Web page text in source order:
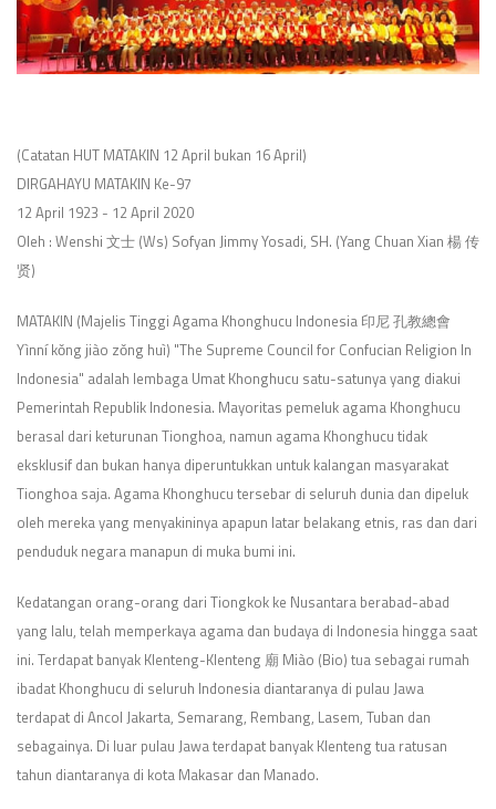
(Catatan HUT MATAKIN 12 April bukan 16 April)
DIRGAHAYU MATAKIN Ke-97
12 April 1923 - 12 April 2020
Oleh : Wenshi 文士 (Ws) Sofyan Jimmy Yosadi, SH. (Yang Chuan Xian 楊 传
贤)
MATAKIN (Majelis Tinggi Agama Khonghucu Indonesia 印尼 孔教總會
Yìnní kǒng jiào zǒng huì) "The Supreme Council for Confucian Religion In
Indonesia" adalah lembaga Umat Khonghucu satu-satunya yang diakui
Pemerintah Republik Indonesia. Mayoritas pemeluk agama Khonghucu
berasal dari keturunan Tionghoa, namun agama Khonghucu tidak
eksklusif dan bukan hanya diperuntukkan untuk kalangan masyarakat
Tionghoa saja. Agama Khonghucu tersebar di seluruh dunia dan dipeluk
oleh mereka yang menyakininya apapun latar belakang etnis, ras dan dari
penduduk negara manapun di muka bumi ini.
Kedatangan orang-orang dari Tiongkok ke Nusantara berabad-abad
yang lalu, telah memperkaya agama dan budaya di Indonesia hingga saat
ini. Terdapat banyak Klenteng-Klenteng 廟 Miào (Bio) tua sebagai rumah
ibadat Khonghucu di seluruh Indonesia diantaranya di pulau Jawa
terdapat di Ancol Jakarta, Semarang, Rembang, Lasem, Tuban dan
sebagainya. Di luar pulau Jawa terdapat banyak Klenteng tua ratusan
tahun diantaranya di kota Makasar dan Manado.